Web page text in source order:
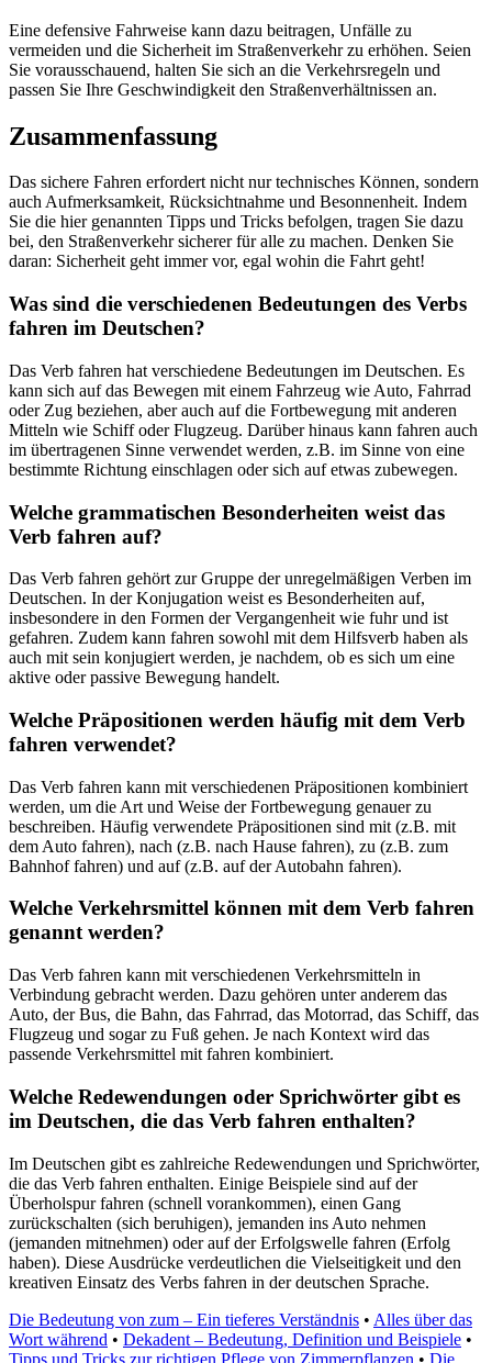
Eine defensive Fahrweise kann dazu beitragen, Unfälle zu
vermeiden und die Sicherheit im Straßenverkehr zu erhöhen. Seien
Sie vorausschauend, halten Sie sich an die Verkehrsregeln und
passen Sie Ihre Geschwindigkeit den Straßenverhältnissen an.
Zusammenfassung
Das sichere Fahren erfordert nicht nur technisches Können, sondern
auch Aufmerksamkeit, Rücksichtnahme und Besonnenheit. Indem
Sie die hier genannten Tipps und Tricks befolgen, tragen Sie dazu
bei, den Straßenverkehr sicherer für alle zu machen. Denken Sie
daran: Sicherheit geht immer vor, egal wohin die Fahrt geht!
Was sind die verschiedenen Bedeutungen des Verbs
fahren im Deutschen?
Das Verb fahren hat verschiedene Bedeutungen im Deutschen. Es
kann sich auf das Bewegen mit einem Fahrzeug wie Auto, Fahrrad
oder Zug beziehen, aber auch auf die Fortbewegung mit anderen
Mitteln wie Schiff oder Flugzeug. Darüber hinaus kann fahren auch
im übertragenen Sinne verwendet werden, z.B. im Sinne von eine
bestimmte Richtung einschlagen oder sich auf etwas zubewegen.
Welche grammatischen Besonderheiten weist das
Verb fahren auf?
Das Verb fahren gehört zur Gruppe der unregelmäßigen Verben im
Deutschen. In der Konjugation weist es Besonderheiten auf,
insbesondere in den Formen der Vergangenheit wie fuhr und ist
gefahren. Zudem kann fahren sowohl mit dem Hilfsverb haben als
auch mit sein konjugiert werden, je nachdem, ob es sich um eine
aktive oder passive Bewegung handelt.
Welche Präpositionen werden häufig mit dem Verb
fahren verwendet?
Das Verb fahren kann mit verschiedenen Präpositionen kombiniert
werden, um die Art und Weise der Fortbewegung genauer zu
beschreiben. Häufig verwendete Präpositionen sind mit (z.B. mit
dem Auto fahren), nach (z.B. nach Hause fahren), zu (z.B. zum
Bahnhof fahren) und auf (z.B. auf der Autobahn fahren).
Welche Verkehrsmittel können mit dem Verb fahren
genannt werden?
Das Verb fahren kann mit verschiedenen Verkehrsmitteln in
Verbindung gebracht werden. Dazu gehören unter anderem das
Auto, der Bus, die Bahn, das Fahrrad, das Motorrad, das Schiff, das
Flugzeug und sogar zu Fuß gehen. Je nach Kontext wird das
passende Verkehrsmittel mit fahren kombiniert.
Welche Redewendungen oder Sprichwörter gibt es
im Deutschen, die das Verb fahren enthalten?
Im Deutschen gibt es zahlreiche Redewendungen und Sprichwörter,
die das Verb fahren enthalten. Einige Beispiele sind auf der
Überholspur fahren (schnell vorankommen), einen Gang
zurückschalten (sich beruhigen), jemanden ins Auto nehmen
(jemanden mitnehmen) oder auf der Erfolgswelle fahren (Erfolg
haben). Diese Ausdrücke verdeutlichen die Vielseitigkeit und den
kreativen Einsatz des Verbs fahren in der deutschen Sprache.
Die Bedeutung von zum – Ein tieferes Verständnis • Alles über das
Wort während • Dekadent – Bedeutung, Definition und Beispiele •
Tipps und Tricks zur richtigen Pflege von Zimmerpflanzen • Die